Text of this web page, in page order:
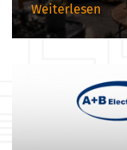
Weiterlesen